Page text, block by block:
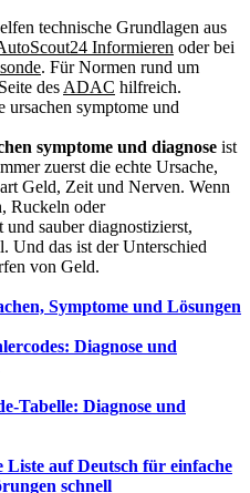
technische Grundlagen aus
Informieren oder bei
. Für Normen rund um
des ADAC hilfreich.
ursachen symptome und
symptome und diagnose ist
zuerst die echte Ursache,
Geld, Zeit und Nerven. Wenn
Ruckeln oder
sauber diagnostizierst,
Und das ist der Unterschied
von Geld.
Symptome und Lösungen
Diagnose und
Tabelle: Diagnose und
Liste auf Deutsch für einfache
schnell